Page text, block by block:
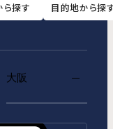
探す 目的地から探
大阪